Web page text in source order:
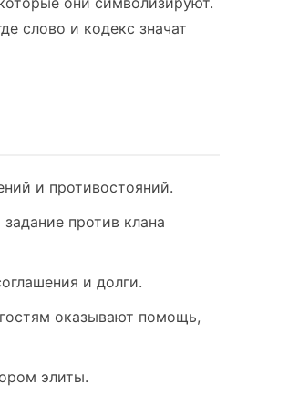
слово и кодекс значат
и противостояний.
против клана
и долги.
оказывают помощь,
элиты.